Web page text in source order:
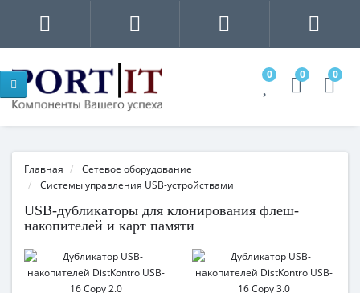
0 0 0
Главная
Сетевое оборудование
Системы управления USB-устройствами
USB-дубликаторы для клонирования флеш-
накопителей и карт памяти